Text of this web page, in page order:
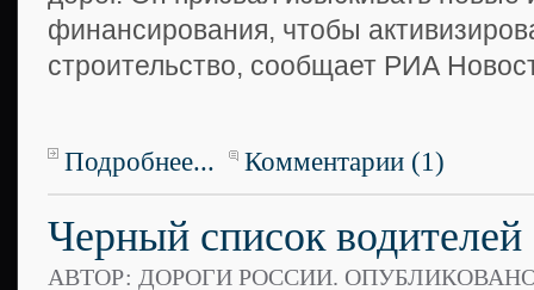
финансирования, чтобы
строительство, сообщает РИА
Подробнее... Комментарии (1)
Черный список водителей
АВТОР: ДОРОГИ РОССИИ.